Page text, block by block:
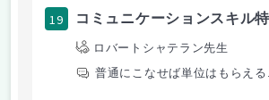
19 コミュニケーションスキル
ロバートシャテラン先生
普通にこなせば単位はもらえ